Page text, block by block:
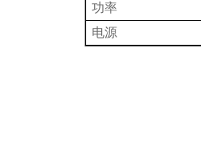
功率
电源